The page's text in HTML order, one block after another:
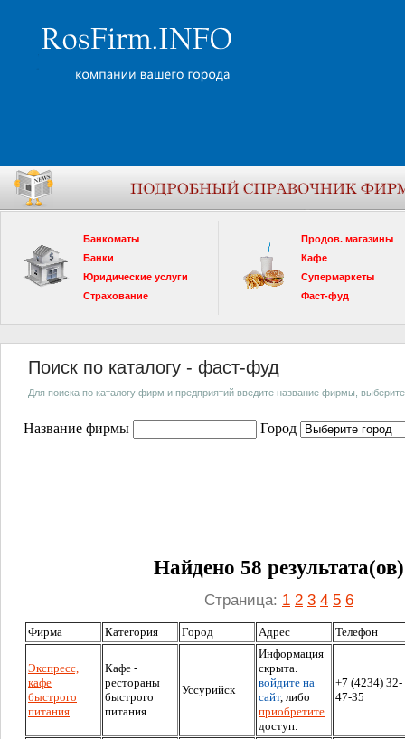
Банкоматы
Банки
Юридические услуги
Страхование
Продов. магазины
Кафе
Супермаркеты
Фаст-фуд
Поиск по каталогу - фаст-фуд
Для поиска по каталогу фирм и предприятий введите название фирмы, выберите
Название фирмы Город
Найдено 58 результата(ов)
Страница: 1 2 3 4 5 6
Фирма Категория Город Адрес Телефон
Экспресс,
кафе
быстрого
питания
Кафе -
рестораны
быстрого
питания
Уссурийск
Информация
скрыта.
войдите на
сайт, либо
приобретите
доступ.
+7 (4234) 32-
47-35